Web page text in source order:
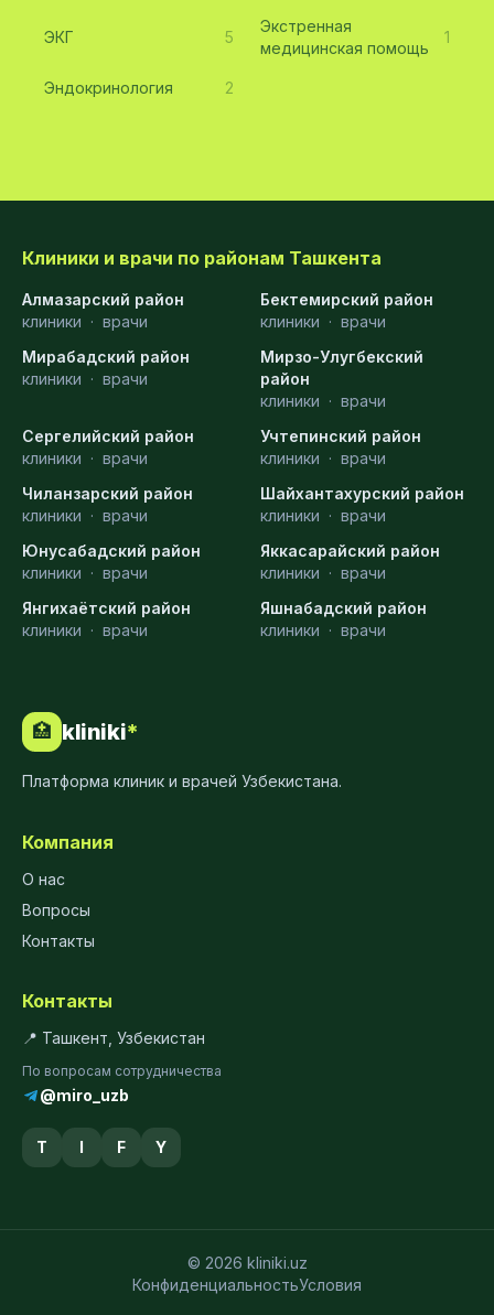
ЭКГ 5
Экстренная
медицинская помощь
1
Эндокринология 2
Клиники и врачи по районам Ташкента
Алмазарский район
клиники · врачи
Бектемирский район
клиники · врачи
Мирабадский район
клиники · врачи
Мирзо-Улугбекский
район
клиники · врачи
Сергелийский район
клиники · врачи
Учтепинский район
клиники · врачи
Чиланзарский район
клиники · врачи
Шайхантахурский район
клиники · врачи
Юнусабадский район
клиники · врачи
Яккасарайский район
клиники · врачи
Янгихаётский район
клиники · врачи
Яшнабадский район
клиники · врачи
🏥 kliniki*
Платформа клиник и врачей Узбекистана.
Компания
О нас
Вопросы
Контакты
Контакты
📍 Ташкент, Узбекистан
По вопросам сотрудничества
@miro_uzb
T I F Y
© 2026 kliniki.uz
КонфиденциальностьУсловия